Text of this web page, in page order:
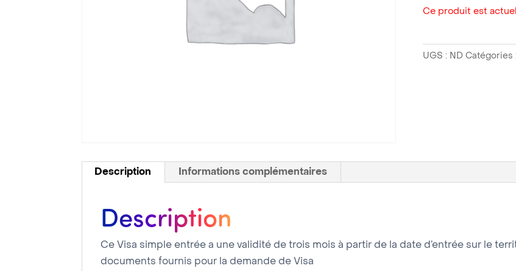
Ce produit est
UGS : ND Catégories :
Description Informations complémentaires
Description
Ce Visa simple entrée a une validité de trois mois à partir de la date d’entrée sur le
documents fournis pour la demande de Visa